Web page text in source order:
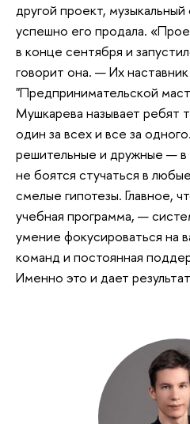
другой проект,
успешно его продала.
в конце сентября и
говорит она. — Их наставник
"Предпринимательской
Мушкарева называет ребят
один за всех и все за
решительные и дружные — в
не боятся стучаться в
смелые гипотезы. Главное,
учебная программа, —
умение фокусироваться на
команд и постоянная
Именно это и дает